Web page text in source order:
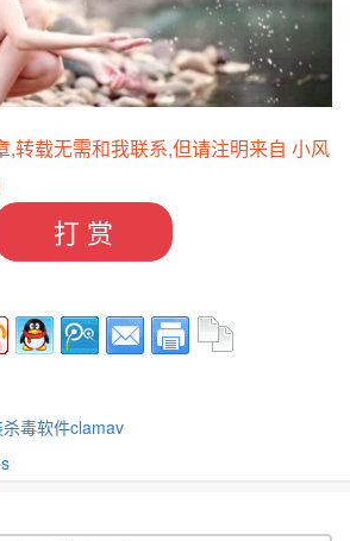
,转载无需和我联系,但请注明来自 小风
打 赏
毒软件clamav